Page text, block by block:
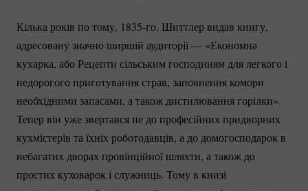
Кілька років по тому, 1835-го, Шиттлер видав книгу,
адресовану значно ширшій аудиторії — «Економна
кухарка, або Рецепти сільським господиням для легкого і
недорогого приготування страв, заповнення комори
необхідними запасами, а також дистилювання горілки».
Тепер він уже звертався не до професійних придворних
кухмістерів та їхніх роботодавців, а до домогосподарок в
небагатих дворах провінційної шляхти, а також до
простих куховарок і служниць. Тому в книзі